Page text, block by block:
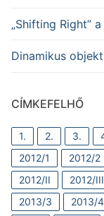
„Shifting Right”
Dinamikus
CÍMKEFELHŐ
1. 2. 3.
2012/1
2012/2
2012/II
2012/III
2013/3
2013/4